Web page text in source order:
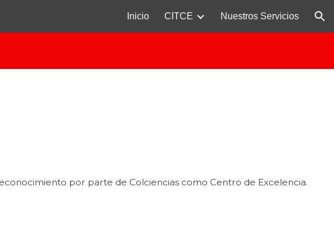
Inicio CITCE Nuestros Servicios
por parte de Colciencias como Centro de Excelencia.